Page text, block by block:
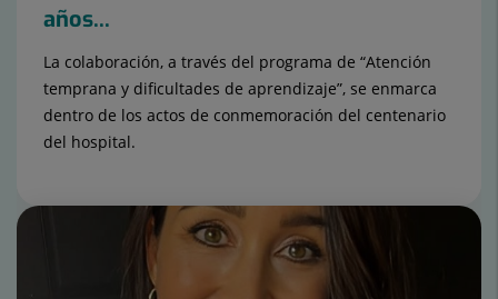
años...
La colaboración, a través del programa de “Atención
temprana y dificultades de aprendizaje”, se enmarca
dentro de los actos de conmemoración del centenario
del hospital.